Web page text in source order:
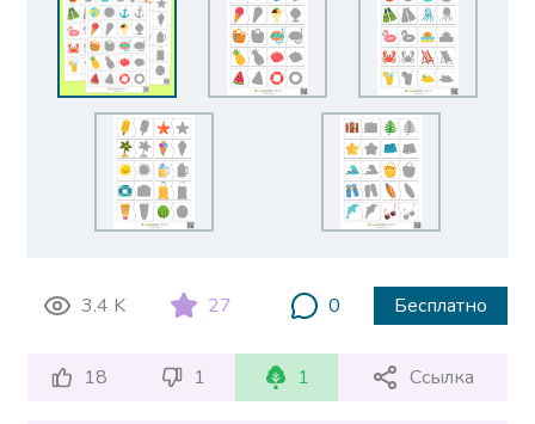
3.4 K 27 0 Бесплатно
18 1 1 Ссылка